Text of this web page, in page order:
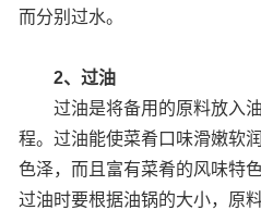
而分别过水。
2、过油
过油是将备用的原料放入油
程。过油能使菜肴口味滑嫩软
色泽，而且富有菜肴的风味特
过油时要根据油锅的大小，原